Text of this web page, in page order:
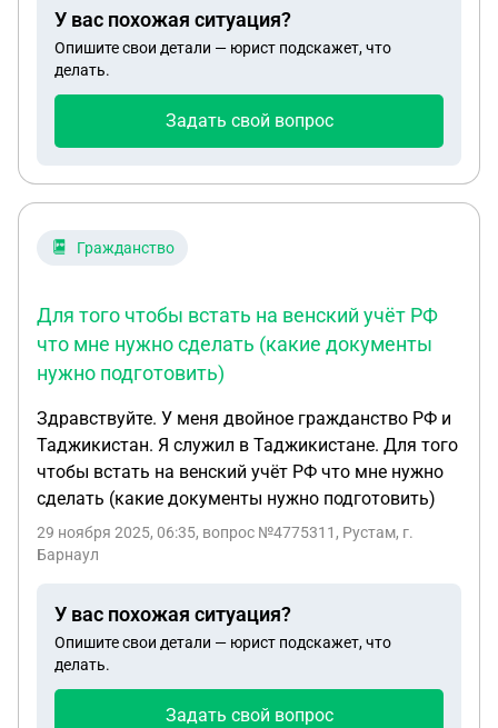
У вас похожая ситуация?
Опишите свои детали — юрист подскажет, что
делать.
Задать свой вопрос
Гражданство
Для того чтобы встать на венский учёт РФ
что мне нужно сделать (какие документы
нужно подготовить)
Здравствуйте. У меня двойное гражданство РФ и
Таджикистан. Я служил в Таджикистане. Для того
чтобы встать на венский учёт РФ что мне нужно
сделать (какие документы нужно подготовить)
29 ноября 2025, 06:35, вопрос №4775311, Рустам, г.
Барнаул
У вас похожая ситуация?
Опишите свои детали — юрист подскажет, что
делать.
Задать свой вопрос